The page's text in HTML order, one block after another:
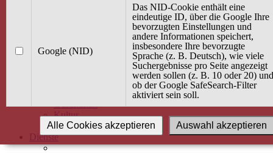
Angebot / Kurs suchen
Babybauch & Elternschaft
Gesundheit
Kultur
Alle Kurse
Dienste
Google (NID)
Das NID-Cookie enthält eine
eindeutige ID, über die Google Ihre
bevorzugten Einstellungen und
andere Informationen speichert,
insbesondere Ihre bevorzugte
Sprache (z. B. Deutsch), wie viele
Suchergebnisse pro Seite angezeigt
werden sollen (z. B. 10 oder 20) und
ob der Google SafeSearch-Filter
aktiviert sein soll.
Auswahl akzeptieren
Alle Cookies akzeptieren